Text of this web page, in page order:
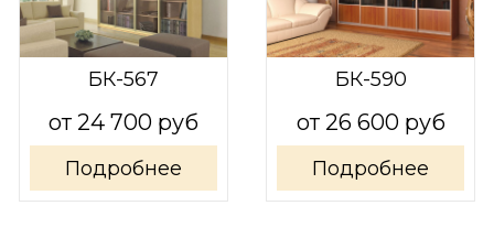
БК-567
Подробнее
от 24 700 руб
БК-590
Подробнее
от 26 600 руб